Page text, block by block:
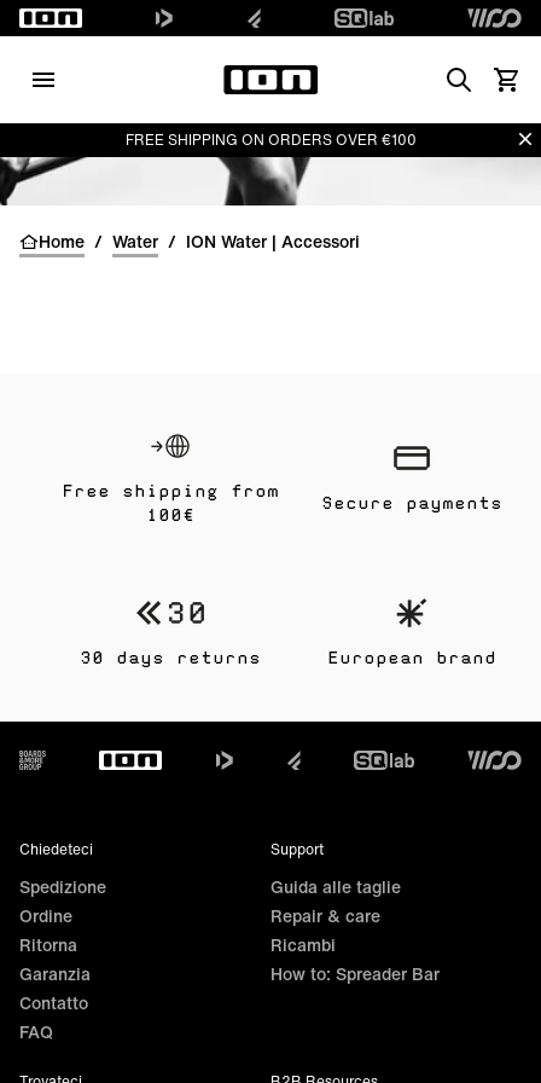
SearchVedi
FREE SHIPPING ON ORDERS OVER €100
Home / Water / ION Water | Accessori
Free shipping from
100€
30 days returns
Secure payments
European brand
Footer
Chiedeteci
Spedizione
Ordine
Ritorna
Garanzia
Contatto
FAQ
Support
Guida alle taglie
Repair & care
Ricambi
How to: Spreader Bar